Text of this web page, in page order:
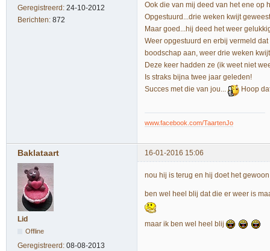
Geregistreerd: 24-10-2012
Berichten: 872
Ook die van mij deed van het ene op
Opgestuurd...drie weken kwijt
Maar goed...hij deed het weer
Weer opgestuurd en erbij vermeld
boodschap aan, weer drie weken
Deze keer hadden ze (ik weet niet
Is straks bijna twee jaar geleden!
Succes met die van jou...
Hoop
www.facebook.com/TaartenJo
Baklataart 16-01-2016 15:06
Lid
Offline
Geregistreerd: 08-08-2013
nou hij is terug en hij doet het
ben wel heel blij dat die er weer is
maar ik ben wel heel blij